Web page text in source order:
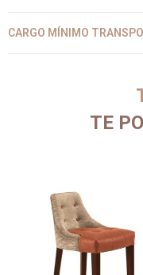
CARGO MÍNIMO
TE